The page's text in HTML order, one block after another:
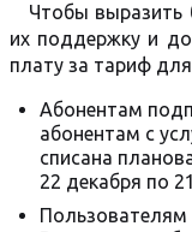
Чтобы выразить
их поддержку и
плату за тариф
Абонентам
абонентам с
списана
22 декабря по